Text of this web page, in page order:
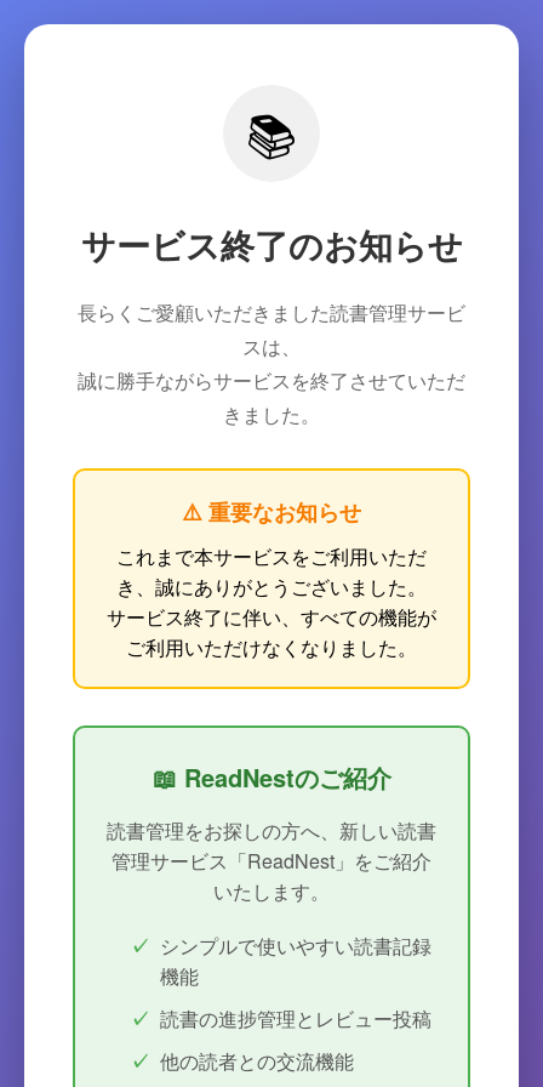
📚
サービス終了のお知らせ
長らくご愛顧いただきました読書管理サービ
スは、
誠に勝手ながらサービスを終了させていただ
きました。
⚠️ 重要なお知らせ
これまで本サービスをご利用いただ
き、誠にありがとうございました。
サービス終了に伴い、すべての機能が
ご利用いただけなくなりました。
📖 ReadNestのご紹介
読書管理をお探しの方へ、新しい読書
管理サービス「ReadNest」をご紹介
いたします。
シンプルで使いやすい読書記録
機能
読書の進捗管理とレビュー投稿
他の読者との交流機能